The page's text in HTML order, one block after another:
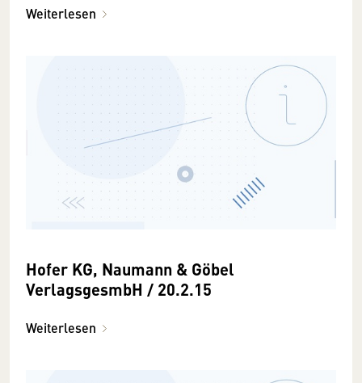
Weiterlesen
Hofer KG, Naumann & Göbel
VerlagsgesmbH / 20.2.15
Weiterlesen